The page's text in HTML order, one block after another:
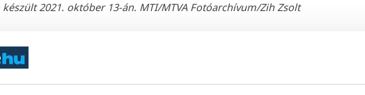
2021. október 13-án. MTI/MTVA Fotóarchívum/Zih Zsolt
rendező, érdemes és kiváló